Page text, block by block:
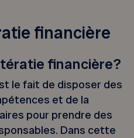
financière
financière?
le fait de disposer des
et de la
pour prendre des
Dans cette